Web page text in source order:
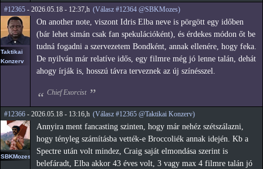
#12365 - 2026.05.18 - 12:37,h (Válasz #12364 @SBKMozes)
Taktikai
Konzerv
On another note, viszont Idris Elba neve is pörgött egy időben
(bár lehet simán csak fan spekulációként), és érdekes módon őt be
tudná fogadni a szervezetem Bondként, annak ellenére, hogy feka.
De nyilván már relatíve idős, egy filmre még jó lenne talán, dehát
ahogy írják is, hosszú távra terveznek az új színésszel.
Chief Exorcist
#12366 - 2026.05.18 - 13:16,h (Válasz #12365 @Taktikai Konzerv)
SBKMozes
Annyira ment fancasting szinten, hogy már nehéz szétszálazni,
hogy tényleg számításba vették-e Broccoliék annak idején. Kb a
Spectre után volt mindez, Craig saját elmondása szerint is
belefáradt, Elba akkor 43 éves volt, 3 vagy max 4 filmre talán jó